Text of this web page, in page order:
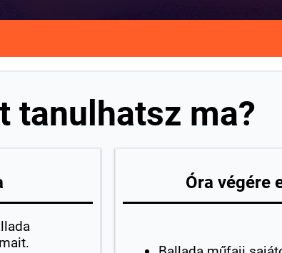
tanulhatsz ma?
Óra végére